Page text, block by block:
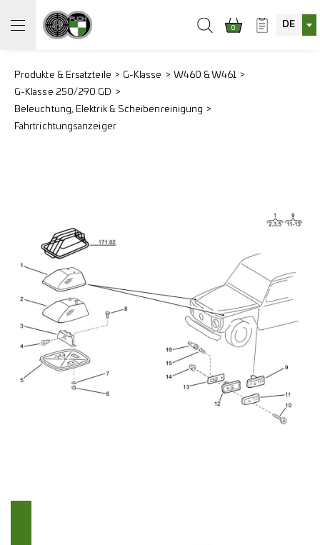
0 DE
Produkte & Ersatzteile G-Klasse
W460 & W461
G-Klasse 250/290 GD
Beleuchtung, Elektrik & Scheibenreinigung
Fahrtrichtungsanzeiger